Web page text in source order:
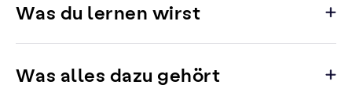
Was du lernen wirst
Was alles dazu gehört